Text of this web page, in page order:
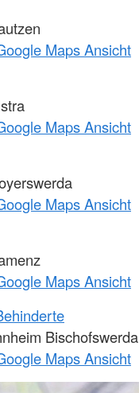
Maps Ansicht
Maps Ansicht
Maps Ansicht
Maps Ansicht
Bischofswerda
Maps Ansicht